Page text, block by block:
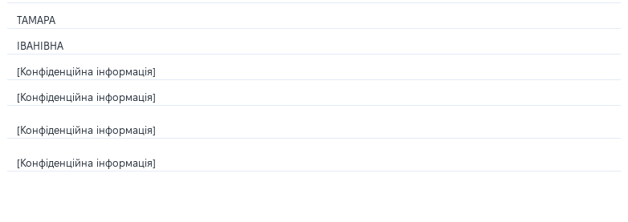
ТАМАРА
ІВАНІВНА
[Конфіденційна інформація]
[Конфіденційна інформація]
[Конфіденційна інформація]
[Конфіденційна інформація]